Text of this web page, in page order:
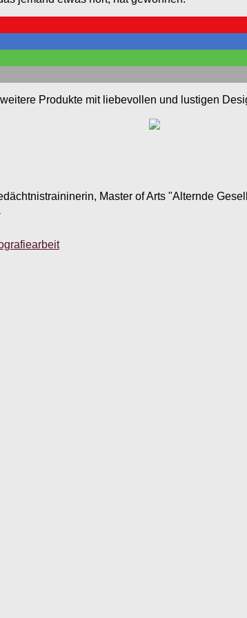
Produkte mit liebevollen und lustigen
Master of Arts "Alternde